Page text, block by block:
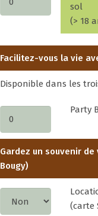
sol
(> 18
Facilitez-vous la vie
Disponible dans les
Party
Gardez un souvenir
Bougy)
(carte